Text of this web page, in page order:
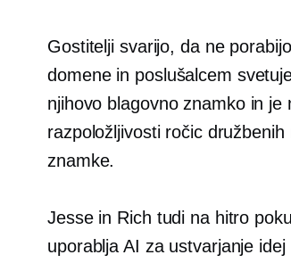
Gostitelji svarijo, da ne
domene in poslušalcem
njihovo blagovno znamko in
razpoložljivosti ročic
znamke.
Jesse in Rich tudi na hitro
uporablja AI za ustvarjanje